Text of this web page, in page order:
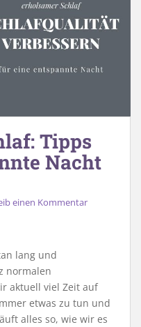
Tipps
Nacht
einen Kommentar
lang und
normalen
aktuell viel Zeit auf
etwas zu tun und
alles so, wie wir es